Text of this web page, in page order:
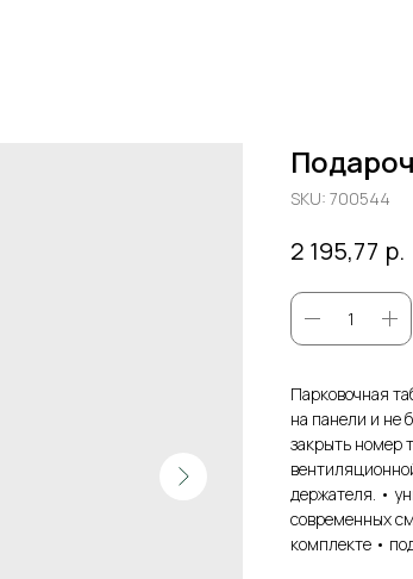
SKU: 700544
2 195,77 р.
Парковочная
на панели и не
закрыть номер
держателя. •
современных
комплекте •